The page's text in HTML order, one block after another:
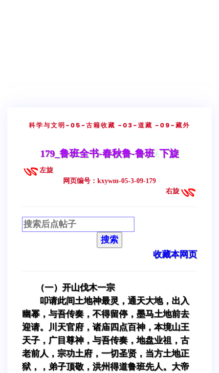
科学与文明-05-古籍收藏 -03-道藏 -09-藏外
179_鲁班全书-春秋鲁-鲁班 下旋
左旋
网页编号：kxywm-05-3-09-179
右旋
搜索
收藏本网页
（一）开山伐木一宗
叩请此间土地神最灵，通天大地，出入
幽幂，与吾传奏，不得留停，墨马土地前去
迎请。川天官府，诸庙四点百神，本境山王
天子，广目尊神，与吾传奏，地盘业祖，古
老前人，宗功土府，一切圣贤，当方土地正
狱，，弟子顶敬，洪州得道鲁班先人。大帝